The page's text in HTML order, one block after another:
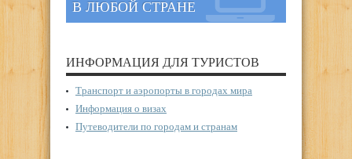
В ЛЮБОЙ СТРАНЕ
ИНФОРМАЦИЯ ДЛЯ ТУРИСТОВ
Транспорт и аэропорты в городах мира
Информация о визах
Путеводители по городам и странам